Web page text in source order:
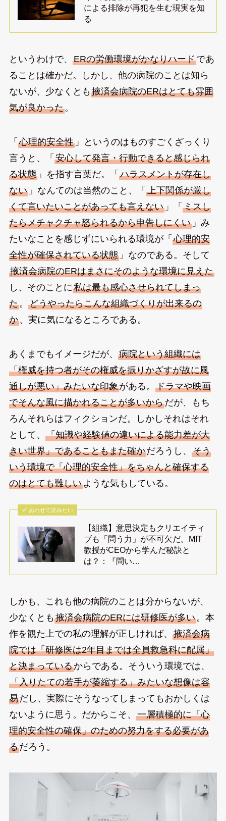
による排除が再犯を生む現実を知
る
というわけで、 ERの労働環境がかなりハードであ
ることは確かだ。しかし、他の病院のことは知ら
ないが、少なくとも掖済会病院のERはとても雰囲
気が良かった。
「 心理的安全性」というのはものすごくざっくり
言うと、「 安心して発言・行動できると感じられ
る状態」を指す言葉だ。「 ハラスメントが存在し
ない」なんてのは当然のこと、「 上下関係が厳し
くて言いたいことがあっても言えない」「 ミスし
たらメチャクチャ怒られるから申告しにくい」み
たいなことを感じずにいられる環境が「 心理的安
全性が確保されている状態」なのである。そして
掖済会病院のERはまさにそのような環境に見えた
し、そのことに私は最も感心させられてしまっ
た。 どうやったらこんな組織づくりが出来るの
か、実に気になるところである。
あくまでもイメージだが、 病院という組織には
「権威を持つ者がその権威を振りかざすが故に風
通しが悪い」みたいな印象がある。 ドラマや映画
でそんな風に描かれることが多いからだが、もち
ろんそれらはフィクションだ。しかしそれはそれ
として、 「知識や経験値の違いによる能力差が大
きい世界」であることもまた確かだろうし、 そう
いう環境で「心理的安全性」をちゃんと確保する
のはとても難しいような気もしている。
あわせて読みたい
【組織】意思決定もクリエイティ
ブも「問う力」が不可欠だ。MIT
教授がCEOから学んだ秘訣と
は？：『問い…
しかも、これも他の病院のことは分からないが、
少なくとも掖済会病院のERには研修医が多い。本
作を観た上での私の理解が正しければ、 掖済会病
院では「研修医は2年目までは全員救急科に配属」
と決まっているからである。そういう環境では、
「入りたての若手が萎縮する」みたいな想像は容
易だし、実際にそうなってしまってもおかしくは
ないように思う。だからこそ、 一層積極的に「心
理的安全性の確保」のための努力をする必要があ
るだろう。